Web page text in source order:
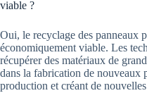
viable ?
Oui, le recyclage des panneaux
économiquement viable. Les
récupérer des matériaux de
dans la fabrication de nouveaux
production et créant de